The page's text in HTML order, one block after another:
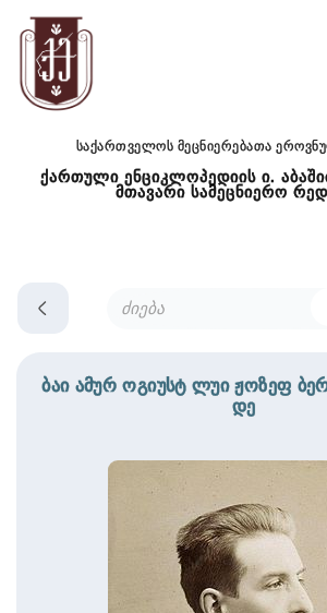
საქართველოს მეცნიერებათა
ქართული ენციკლოპედიის ი.
მთავარი სამეცნიერო
ბაი ამურ ოგიუსტ ლუი ჟოზეფ
დე